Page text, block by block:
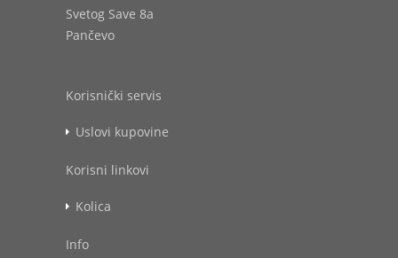
Svetog Save 8a
Pančevo
Korisnički servis
Uslovi kupovine
Korisni linkovi
Kolica
Info